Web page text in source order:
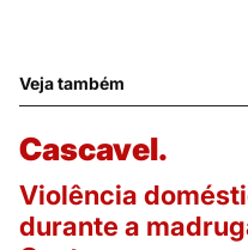
Veja também
Cascavel.
Violência
durante a